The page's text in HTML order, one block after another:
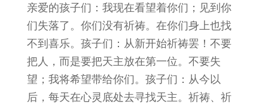
亲爱的孩子们：我现在看望着你们；见到你
们失落了。你们没有祈祷。在你们身上也找
不到喜乐。孩子们：从新开始祈祷罢！不要
把人，而是要把天主放在第一位。不要失
望；我将希望带给你们。孩子们：从今以
后，每天在心灵底处去寻找天主。祈祷、祈